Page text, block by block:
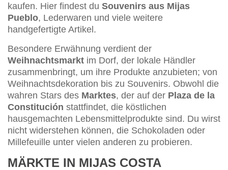
kaufen. Hier findest du Souvenirs aus Mijas
Pueblo, Lederwaren und viele weitere
handgefertigte Artikel.
Besondere Erwähnung verdient der
Weihnachtsmarkt im Dorf, der lokale Händler
zusammenbringt, um ihre Produkte anzubieten; von
Weihnachtsdekoration bis zu Souvenirs. Obwohl die
wahren Stars des Marktes, der auf der Plaza de la
Constitución stattfindet, die köstlichen
hausgemachten Lebensmittelprodukte sind. Du wirst
nicht widerstehen können, die Schokoladen oder
Millefeuille unter vielen anderen zu probieren.
MÄRKTE IN MIJAS COSTA